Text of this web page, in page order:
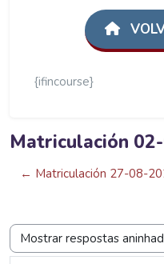
{ifincourse}
Matriculación
← Matriculación 27-08-
Modo de visualização